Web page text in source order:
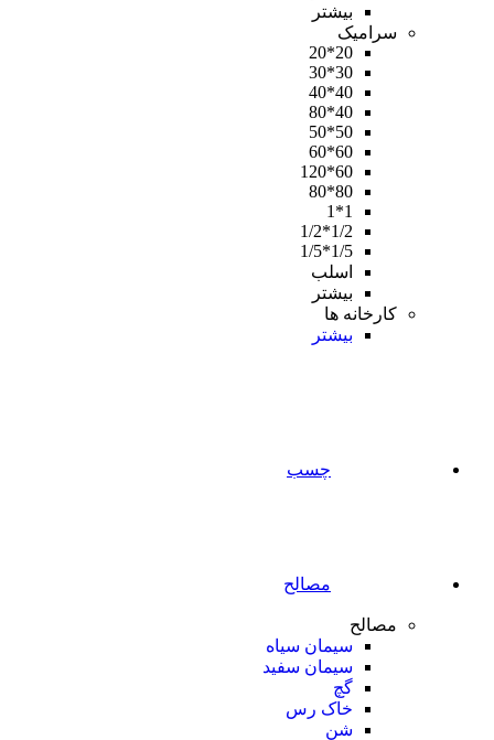
بیشتر
سرامیک
20*20
30*30
40*40
40*80
50*50
60*60
60*120
80*80
1*1
1/2*1/2
1/5*1/5
اسلب
بیشتر
کارخانه ها
بیشتر
چسب
مصالح
مصالح
سیمان سیاه
سیمان سفید
گچ
خاک رس
شن